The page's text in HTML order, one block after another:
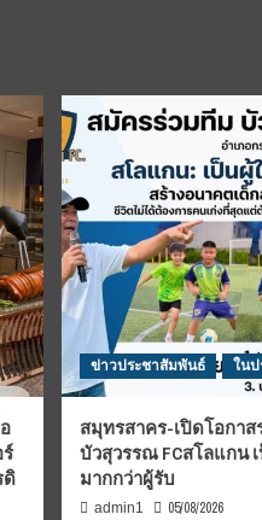
ดิ
ข่าวประชาสัมพันธ์ ในป
สมุทรสาคร-เปิดโอกา
บัวสุวรรณ FCสโลแกน
มากกว่าผู้รับ
admin1 05/08/2026